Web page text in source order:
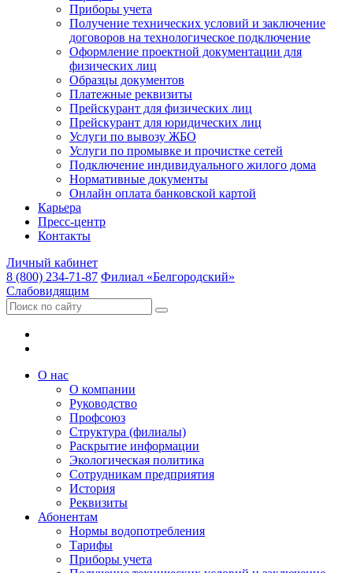
Приборы учета
Получение технических условий и заключение
договоров на технологическое подключение
Оформление проектной документации для
физических лиц
Образцы документов
Платежные реквизиты
Прейскурант для физических лиц
Прейскурант для юридических лиц
Услуги по вывозу ЖБО
Услуги по промывке и прочистке сетей
Подключение индивидуального жилого дома
Нормативные документы
Онлайн оплата банковской картой
Карьера
Пресс-центр
Контакты
Личный кабинет
8 (800) 234-71-87 Филиал «Белгородский»
Слабовидящим
О нас
О компании
Руководство
Профсоюз
Структура (филиалы)
Раскрытие информации
Экологическая политика
Сотрудникам предприятия
История
Реквизиты
Абонентам
Нормы водопотребления
Тарифы
Приборы учета